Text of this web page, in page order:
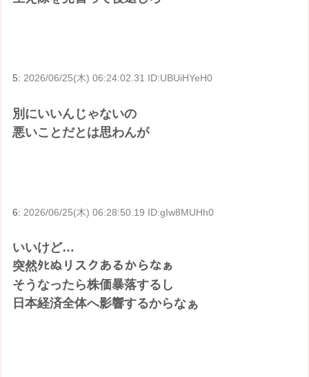
5:2026/06/25(木) 06:24:02.31 ID:UBUiHYeH0
別にいいんじゃないの
悪いことだとは思わんが
6: 2026/06/25(木) 06:28:50.19 ID:gIw8MUHh0
いいけど…
突然ﾀﾋぬリスクあるからなぁ
そうなったら株価暴落するし
日本経済全体へ影響するからなぁ